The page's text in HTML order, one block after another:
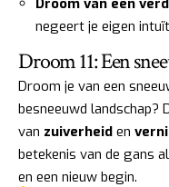
Droom van een
negeert je eigen
Droom 11: Een
Droom je van een
besneeuwd landschap?
van zuiverheid en
betekenis van de gans
en een nieuw begin.